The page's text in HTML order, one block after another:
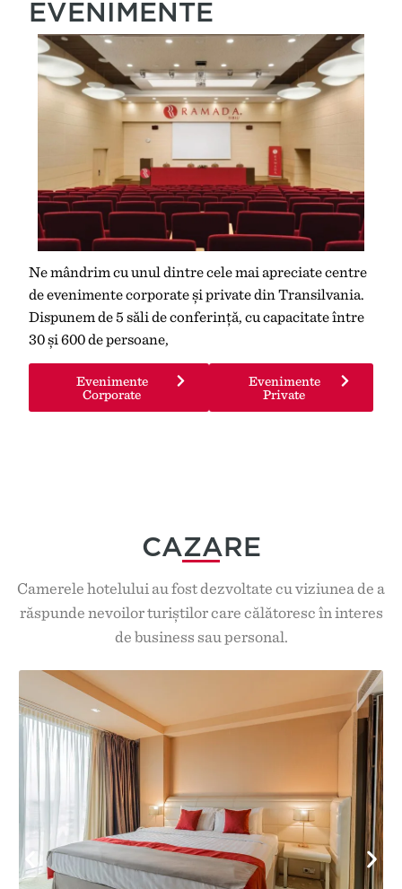
EVENIMENTE
Ne mândrim cu unul dintre cele mai apreciate centre
de evenimente corporate și private din Transilvania.
Dispunem de 5 săli de conferință, cu capacitate între
30 și 600 de persoane,
Evenimente
Corporate
Evenimente
Private
CAZARE
Camerele hotelului au fost dezvoltate cu viziunea de a
răspunde nevoilor turiștilor care călătoresc în interes
de business sau personal.